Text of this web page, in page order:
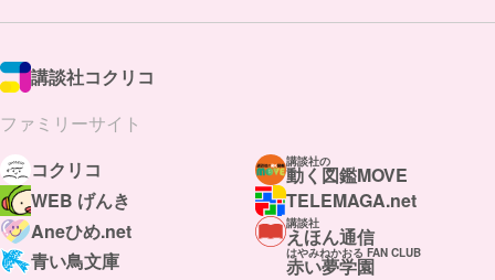
講談社コクリコ
ファミリーサイト
コクリコ
講談社の
動く図鑑MOVE
WEB げんき
TELEMAGA.net
Aneひめ.net
講談社
えほん通信
青い鳥文庫
はやみねかおる FAN CLUB
赤い夢学園